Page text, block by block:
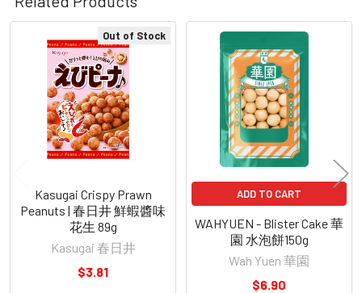
Related
Products
Out of Stock
Kasugai Crispy Prawn
Peanuts | 春日井 鮮蝦醬味
花生 89g
Kasugai 春日井
$3.81
ADD TO CART
WAHYUEN - Blister Cake 華
園 水泡餅150g
Wah Yuen 華園
$6.90